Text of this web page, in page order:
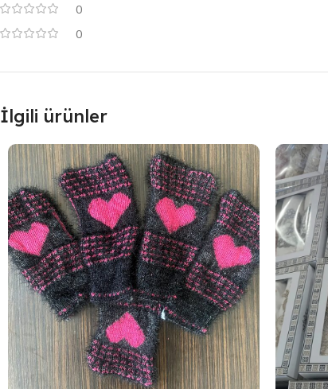
0
0
İlgili ürünler